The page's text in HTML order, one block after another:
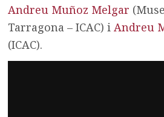
Andreu Muñoz Melgar
Tarragona – ICAC) i Andreu
(ICAC).